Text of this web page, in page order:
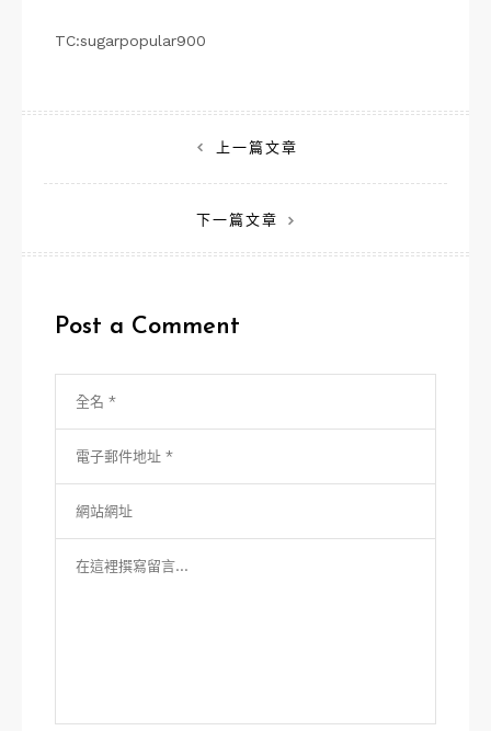
TC:sugarpopular900
章
上一篇文章
下一篇文章
Post a Comment